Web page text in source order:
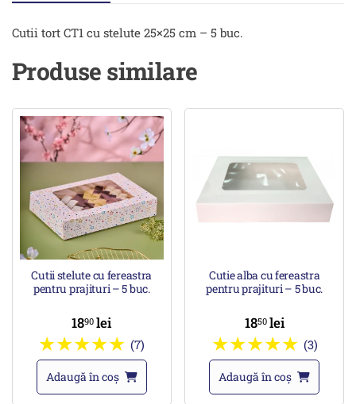
Cutii tort CT1 cu stelute 25×25 cm – 5 buc.
Produse similare
Cutii stelute cu fereastra
pentru prajituri – 5 buc.
1890lei
(7)
Adaugă în coș
Cutie alba cu fereastra
pentru prajituri – 5 buc.
1850 lei
(3)
Adaugă în coș